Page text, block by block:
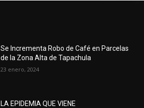
Se Incrementa Robo de Café en Parcelas
de la Zona Alta de Tapachula
23 enero, 2024
LA EPIDEMIA QUE VIENE